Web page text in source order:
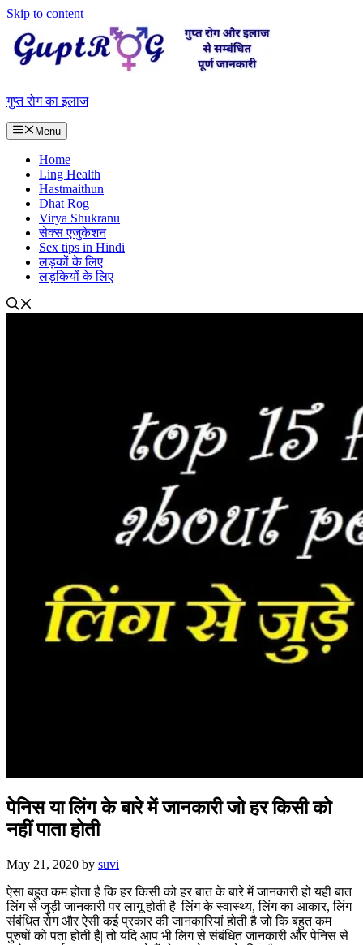
Skip to content
गुप्त रोग का इलाज
Menu
Home
Ling Health
Hastmaithun
Dhat Rog
Virya Shukranu
सेक्स एजुकेशन
Sex tips in Hindi
लड़कों के लिए
लड़कियों के लिए
पेनिस या लिंग के बारे में जानकारी जो हर किसी को
नहीं पाता होती
May 21, 2020 by suvi
ऐसा बहुत कम होता है कि हर किसी को हर बात के बारे में जानकारी हो यही बात
लिंग से जुड़ी जानकारी पर लागू होती है| लिंग के स्वास्थ्य, लिंग का आकार, लिंग
संबंधित रोग और ऐसी कई प्रकार की जानकारियां होती है जो कि बहुत कम
पुरुषों को पता होती है| तो यदि आप भी लिंग से संबंधित जानकारी और पेनिस से